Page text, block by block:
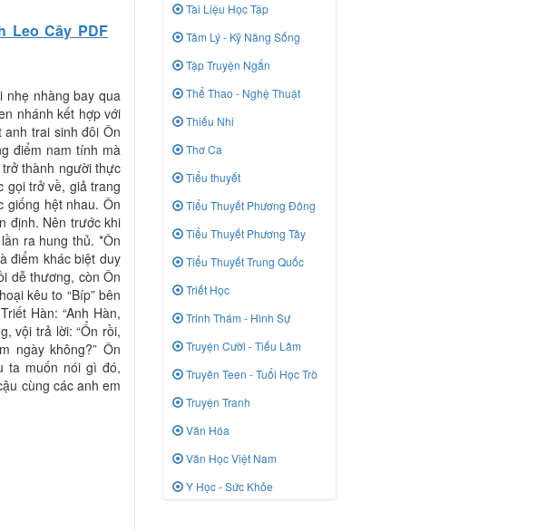
Leo Cây PDF
nhàng bay qua
nhánh kết hợp với
trai sinh đôi Ôn
điểm nam tính mà
thành người thực
gọi trở về, giả trang
giống hệt nhau. Ôn
định. Nên trước khi
ra hung thủ. *Ôn
điểm khác biệt duy
dễ thương, còn Ôn
kêu to “Bíp” bên
Hàn: “Anh Hàn,
vội trả lời: “Ổn rồi,
ngày không?” Ôn
ta muốn nói gì đó,
cùng các anh em
Tài Liệu Học Tập
Tâm Lý - Kỹ Năng Sống
Tập Truyện Ngắn
Thể Thao - Nghệ Thuật
Thiếu Nhi
Thơ Ca
Tiểu thuyết
Tiểu Thuyết Phương Đông
Tiểu Thuyết Phương Tây
Tiểu Thuyết Trung Quốc
Triết Học
Trinh Thám - Hình Sự
Truyện Cười - Tiếu Lâm
Truyên Teen - Tuổi Học Trò
Truyện Tranh
Văn Hóa
Văn Học Việt Nam
Y Học - Sức Khỏe